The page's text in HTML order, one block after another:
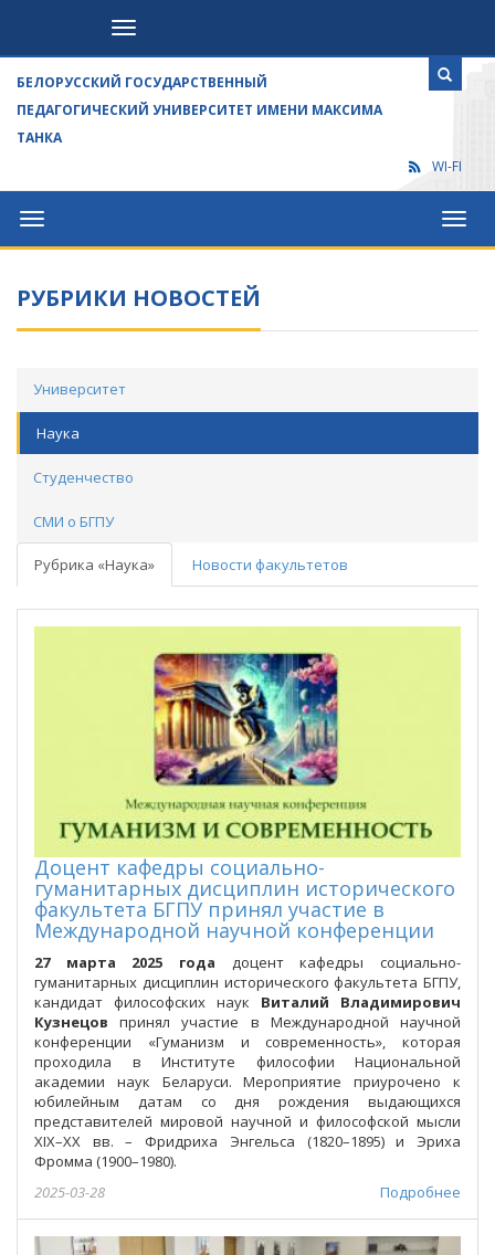
Посетителям
БЕЛОРУССКИЙ ГОСУДАРСТВЕННЫЙ
ПЕДАГОГИЧЕСКИЙ УНИВЕРСИТЕТ ИМЕНИ МАКСИМА
ТАНКА
WI-FI
Университет
РУБРИКИ НОВОСТЕЙ
Университет
Наука
Студенчество
СМИ о БГПУ
Рубрика «Наука» Новости факультетов
Доцент кафедры социально-
гуманитарных дисциплин исторического
факультета БГПУ принял участие в
Международной научной конференции
27 марта 2025 года доцент кафедры социально-
гуманитарных дисциплин исторического факультета БГПУ,
кандидат философских наук Виталий Владимирович
Кузнецов принял участие в Международной научной
конференции «Гуманизм и современность», которая
проходила в Институте философии Национальной
академии наук Беларуси. Мероприятие приурочено к
юбилейным датам со дня рождения выдающихся
представителей мировой научной и философской мысли
XIX–ХХ вв. – Фридриха Энгельса (1820–1895) и Эриха
Фромма (1900–1980).
Подробнее
2025-03-28